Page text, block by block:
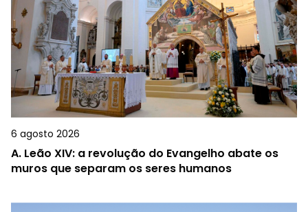
6 agosto 2026
A. Leão XIV: a revolução do Evangelho abate os
muros que separam os seres humanos